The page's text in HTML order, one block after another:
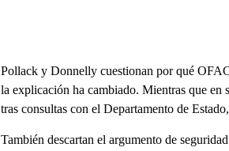
Pollack y Donnelly cuestionan por qué
la explicación ha cambiado. Mientras que en
tras consultas con el Departamento de
También descartan el argumento de